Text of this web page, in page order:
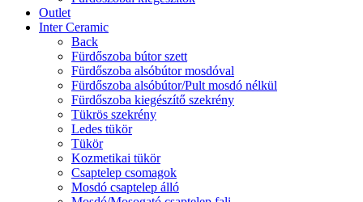
Outlet
Inter Ceramic
Back
Fürdőszoba bútor szett
Fürdőszoba alsóbútor mosdóval
Fürdőszoba alsóbútor/Pult mosdó nélkül
Fürdőszoba kiegészítő szekrény
Tükrös szekrény
Ledes tükör
Tükör
Kozmetikai tükör
Csaptelep csomagok
Mosdó csaptelep álló